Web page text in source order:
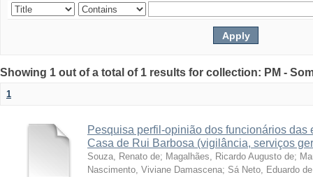
Showing 1 out of a total of 1 results for collection: PM -
1
Pesquisa perfil-opinião dos funcionários das
Casa de Rui Barbosa (vigilância, serviços
Souza, Renato de; Magalhães, Ricardo Augusto de;
Nascimento, Viviane Damascena; Sá Neto, Eduardo de